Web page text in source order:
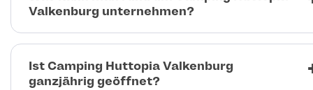
Valkenburg unternehmen?
Ist Camping Huttopia Valkenburg
ganzjährig geöffnet?